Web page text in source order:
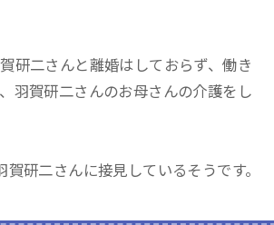
研二さんと離婚はしておらず、働き
羽賀研二さんのお母さんの介護をし
賀研二さんに接見しているそうです。